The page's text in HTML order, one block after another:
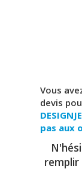
Vous
devis
pas aux